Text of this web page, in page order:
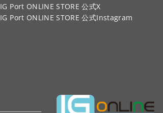
IG Port ONLINE STORE 公式X
IG Port ONLINE STORE 公式Instagram